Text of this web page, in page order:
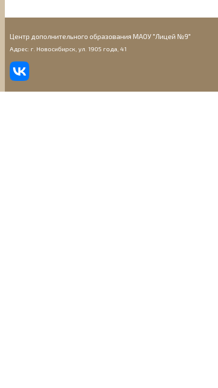
Центр дополнительного образования МАОУ "Лицей №9"
Адрес: г. Новосибирск, ул. 1905 года, 41